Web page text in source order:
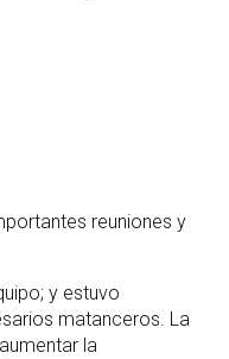
reuniones y
y estuvo
matanceros. La
la